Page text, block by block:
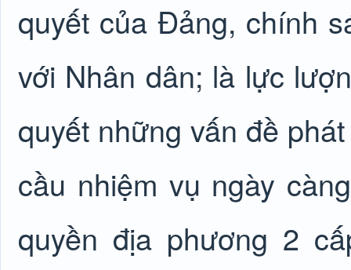
quyết của Đảng, chính
với Nhân dân; là lực
quyết những vấn đề
cầu nhiệm vụ ngày
quyền địa phương 2